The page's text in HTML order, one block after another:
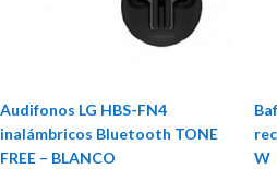
Audifonos LG HBS-FN4
inalámbricos Bluetooth TONE
FREE – BLANCO
W